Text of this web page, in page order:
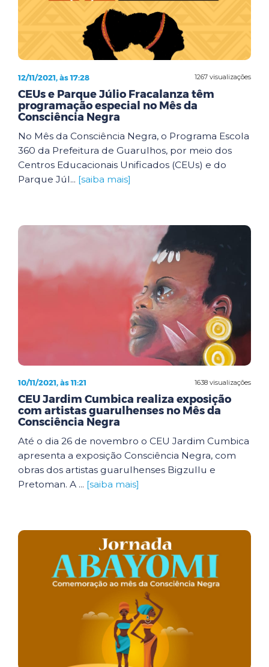
1267 visualizações
12/11/2021, às 17:28
CEUs e Parque Júlio Fracalanza têm
programação especial no Mês da
Consciência Negra
No Mês da Consciência Negra, o Programa Escola
360 da Prefeitura de Guarulhos, por meio dos
Centros Educacionais Unificados (CEUs) e do
Parque Júl... [saiba mais]
1638 visualizações
10/11/2021, às 11:21
CEU Jardim Cumbica realiza exposição
com artistas guarulhenses no Mês da
Consciência Negra
Até o dia 26 de novembro o CEU Jardim Cumbica
apresenta a exposição Consciência Negra, com
obras dos artistas guarulhenses Bigzullu e
Pretoman. A ... [saiba mais]